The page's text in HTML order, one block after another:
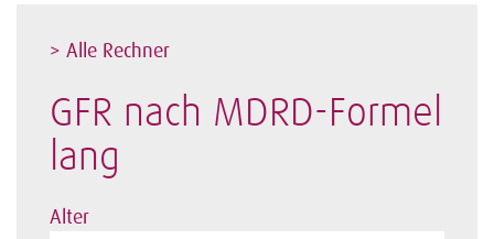
> Alle Rechner
GFR nach MDRD-Formel
lang
Alter